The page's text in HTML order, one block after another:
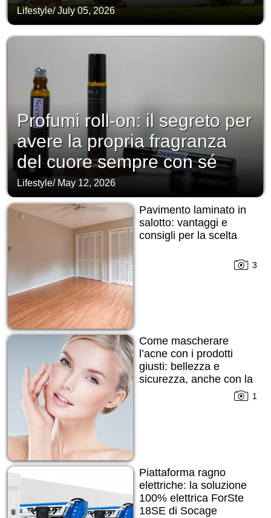
Lifestyle/July 05, 2026
Profumi roll-on: il segreto per
avere la propria fragranza
del cuore sempre con sé
Lifestyle/ May 12, 2026
Pavimento laminato in
salotto: vantaggi e
consigli per la scelta
3
Come mascherare
l’acne con i prodotti
giusti: bellezza e
sicurezza, anche con la
1
Piattaforma ragno
elettriche: la soluzione
100% elettrica ForSte
18SE di Socage